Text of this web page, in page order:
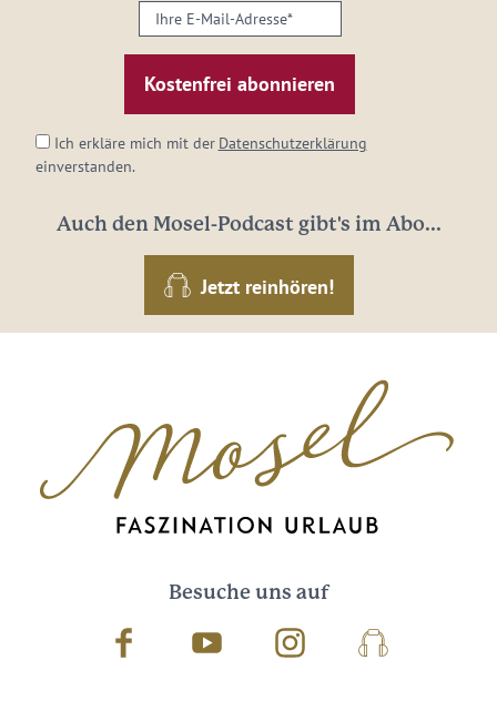
Ihre
E-
Mail-
Adresse:
Ich erkläre mich mit der Datenschutzerklärung
einverstanden.
Auch den Mosel-Podcast gibt's im Abo...
Jetzt reinhören!
Besuche uns auf
Facebook Youtube InstagramPodcast